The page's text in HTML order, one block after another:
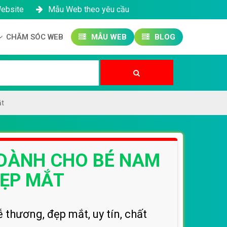
Mẫu Web theo yêu cầu
CHĂM SÓC WEB MẪU WEB BLOG
CHO BÉ NAM
MẮT
thương, đẹp mắt, uy tín, chất